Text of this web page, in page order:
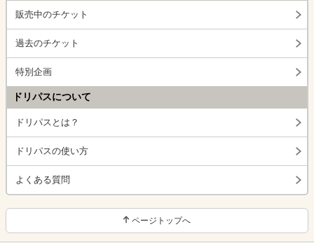
販売中のチケット
過去のチケット
特別企画
ドリパスについて
ドリパスとは？
ドリパスの使い方
よくある質問
ページトップへ